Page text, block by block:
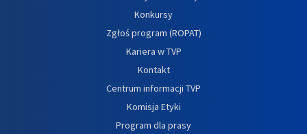
Konkursy
Zgłoś program (ROPAT)
Kariera w TVP
Kontakt
Centrum informacji TVP
Komisja Etyki
Program dla prasy